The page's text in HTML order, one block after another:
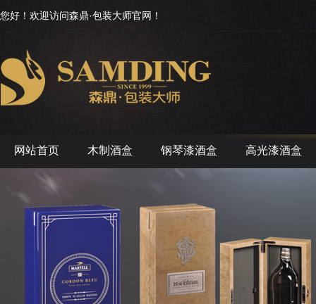
您好！欢迎访问森鼎·包装大师官网！
网站首页 木制酒盒 钢琴漆酒盒 高光漆酒盒